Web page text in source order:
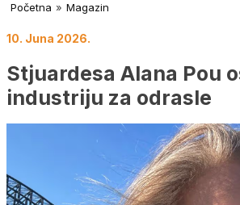
Početna » Magazin
10. Juna 2026.
Stjuardesa Alana Pou
industriju za odrasle